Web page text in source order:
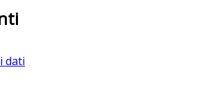
dati